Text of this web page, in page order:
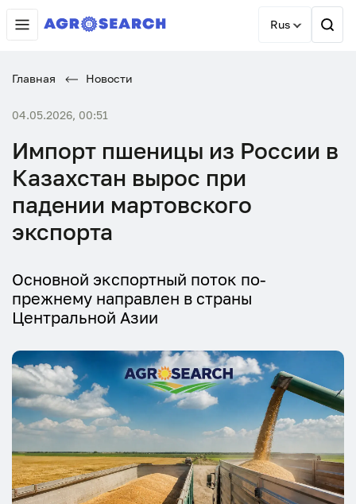
Rus
Главная Новости
04.05.2026, 00:51
Импорт пшеницы из России в
Казахстан вырос при
падении мартовского
экспорта
Основной экспортный поток по-
прежнему направлен в страны
Центральной Азии